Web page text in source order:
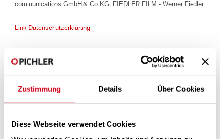
Zustimmung Details Über Cookies
Diese Webseite verwendet Cookies
communications GmbH & Co KG, FIEDLER FILM - Werner Fiedler
Link Datenschutzerklärung
Haftungsausschluss
Sämtliche Texte auf der Website wurden sorgfältig geprüft. Dessen
ungeachtet kann keine Garantie für Richtigkeit, Vollständigkeit und
Aktualität der Angaben übernommen werden. Haftungsansprüche
gegen die PICHLER Lüftungstechnik G.m.b.H., welche sich auf
Nutzung oder Nichtnutzung der dargebotenen Informationen bzw.